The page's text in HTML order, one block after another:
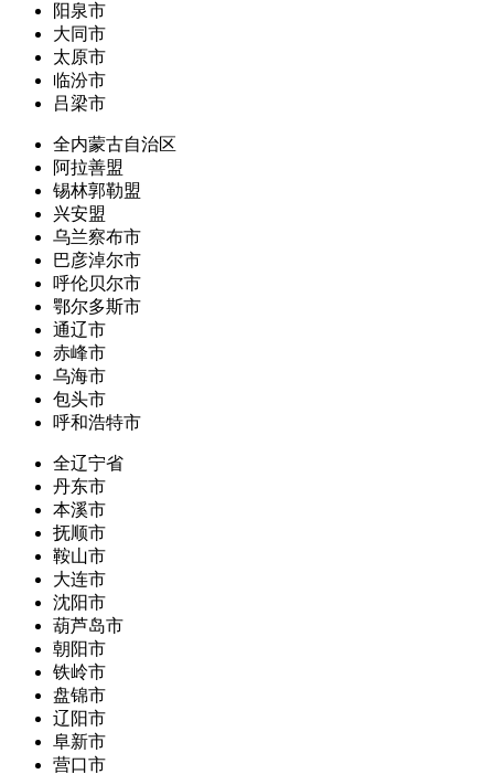
阳泉市
大同市
太原市
临汾市
吕梁市
全内蒙古自治区
阿拉善盟
锡林郭勒盟
兴安盟
乌兰察布市
巴彦淖尔市
呼伦贝尔市
鄂尔多斯市
通辽市
赤峰市
乌海市
包头市
呼和浩特市
全辽宁省
丹东市
本溪市
抚顺市
鞍山市
大连市
沈阳市
葫芦岛市
朝阳市
铁岭市
盘锦市
辽阳市
阜新市
营口市